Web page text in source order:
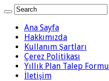
Ana Sayfa
Hakkımızda
Kullanım Şartları
Çerez Politikası
Yıllık Plan Talep Formu
İletişim